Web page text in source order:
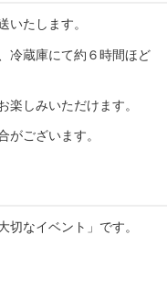
いたします。
冷蔵庫にて約６時間ほど
楽しみいただけます。
ございます。
切なイベント」です。